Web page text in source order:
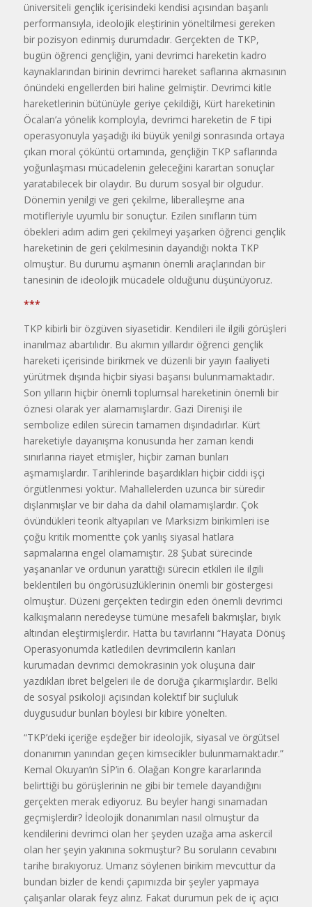
üniversiteli gençlik içerisindeki kendisi açısından başarılı
performansıyla, ideolojik eleştirinin yöneltilmesi gereken
bir pozisyon edinmiş durumdadır. Gerçekten de TKP,
bugün öğrenci gençliğin, yani devrimci hareketin kadro
kaynaklarından birinin devrimci hareket saflarına akmasının
önündeki engellerden biri haline gelmiştir. Devrimci kitle
hareketlerinin bütünüyle geriye çekildiği, Kürt hareketinin
Öcalan’a yönelik komployla, devrimci hareketin de F tipi
operasyonuyla yaşadığı iki büyük yenilgi sonrasında ortaya
çıkan moral çöküntü ortamında, gençliğin TKP saflarında
yoğunlaşması mücadelenin geleceğini karartan sonuçlar
yaratabilecek bir olaydır. Bu durum sosyal bir olgudur.
Dönemin yenilgi ve geri çekilme, liberalleşme ana
motifleriyle uyumlu bir sonuçtur. Ezilen sınıfların tüm
öbekleri adım adim geri çekilmeyi yaşarken öğrenci gençlik
hareketinin de geri çekilmesinin dayandığı nokta TKP
olmuştur. Bu durumu aşmanın önemli araçlarından bir
tanesinin de ideolojik mücadele olduğunu düşünüyoruz.
***
TKP kibirli bir özgüven siyasetidir. Kendileri ile ilgili görüşleri
inanılmaz abartılıdır. Bu akımın yıllardır öğrenci gençlik
hareketi içerisinde birikmek ve düzenli bir yayın faaliyeti
yürütmek dışında hiçbir siyasi başarısı bulunmamaktadır.
Son yılların hiçbir önemli toplumsal hareketinin önemli bir
öznesi olarak yer alamamışlardır. Gazi Direnişi ile
sembolize edilen sürecin tamamen dışındadırlar. Kürt
hareketiyle dayanışma konusunda her zaman kendi
sınırlarına riayet etmişler, hiçbir zaman bunları
aşmamışlardır. Tarihlerinde başardıkları hiçbir ciddi işçi
örgütlenmesi yoktur. Mahallelerden uzunca bir süredir
dışlanmışlar ve bir daha da dahil olamamışlardır. Çok
övündükleri teorik altyapıları ve Marksizm birikimleri ise
çoğu kritik momentte çok yanlış siyasal hatlara
sapmalarına engel olamamıştır. 28 Şubat sürecinde
yaşananlar ve ordunun yarattığı sürecin etkileri ile ilgili
beklentileri bu öngörüsüzlüklerinin önemli bir göstergesi
olmuştur. Düzeni gerçekten tedirgin eden önemli devrimci
kalkışmaların neredeyse tümüne mesafeli bakmışlar, bıyık
altından eleştirmişlerdir. Hatta bu tavırlarını “Hayata Dönüş
Operasyonumda katledilen devrimcilerin kanları
kurumadan devrimci demokrasinin yok oluşuna dair
yazdıkları ibret belgeleri ile de doruğa çıkarmışlardır. Belki
de sosyal psikoloji açısından kolektif bir suçluluk
duygusudur bunları böylesi bir kibire yönelten.
“TKP’deki içeriğe eşdeğer bir ideolojik, siyasal ve örgütsel
donanımın yanından geçen kimsecikler bulunmamaktadır.”
Kemal Okuyan’ın SİP’in 6. Olağan Kongre kararlarında
belirttiği bu görüşlerinin ne gibi bir temele dayandığını
gerçekten merak ediyoruz. Bu beyler hangi sınamadan
geçmişlerdir? İdeolojik donanımları nasıl olmuştur da
kendilerini devrimci olan her şeyden uzağa ama askercil
olan her şeyin yakınına sokmuştur? Bu soruların cevabını
tarihe bırakıyoruz. Umarız söylenen birikim mevcuttur da
bundan bizler de kendi çapımızda bir şeyler yapmaya
çalışanlar olarak feyz alırız. Fakat durumun pek de iç açıcı